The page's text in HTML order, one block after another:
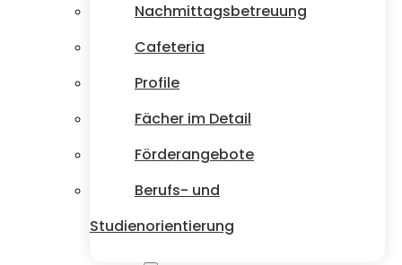
Nachmittagsbetreuung
Cafeteria
Profile
Fächer im Detail
Förderangebote
Berufs- und
Studienorientierung